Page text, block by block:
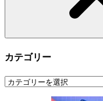
カテゴリー
カ